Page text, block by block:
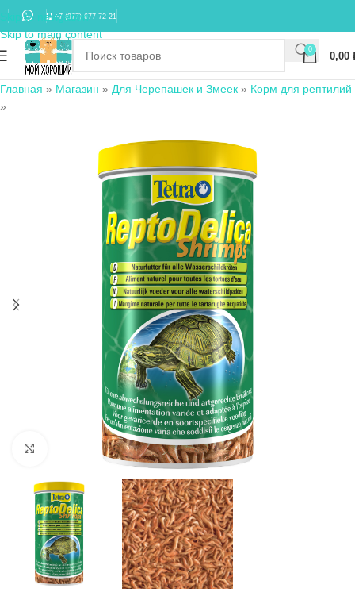
Skip to navigation
Skip to main content
+7 (977) 677-72-21
0
0,00
Главная » Магазин » Для Черепашек и Змеек » Корм для рептилий
»
Нажмите, чтобы увеличить